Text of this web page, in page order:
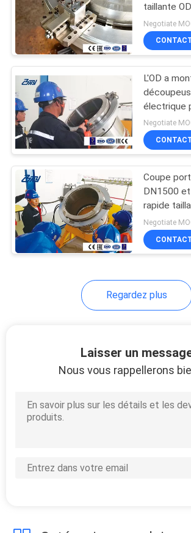
Machine
tuyau
Trav L coupeur
unité de
d'énergie
taillante
DN1200
cadre
Negotiate
L'OD a
électrique
tuyau pour
nucléaire,
thermique
Negotiate
Coupe
DN1500
rapide
machine
Negotiate
Regardez plus
Laisser un
Nous vous rappellerons